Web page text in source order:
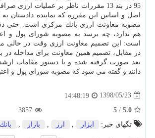
95 در بند 13 مقررات ناظر بر عملیات ارزی
اصل و اساس این مقرره كه نماینده دادستان به
مصوبه معاونت ارزی بانك مركزی است. حتی
هم ندارد، چه برسد به مصوبه شورای پول و
است: این تصمیم معاونت ارزی وقت در حالی
در مقابل، تصمیم همین معاونت برای مداخله در
بعد صورت گرفته شده و با دستور مقامات
دانند و گفته می شود كه مصوبه شورای پول و اعتبار
1398/05/23
14:48:19
5.0
/
5
3857
تگهای خبر:
ابزار ارز بازار بانك